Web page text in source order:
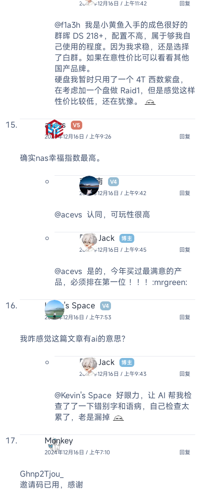
2024年12月16日 / 上午11:42
回复
@f1a3h 我是小黄鱼入手的成色很好的
群晖 DS 218+，配置不高，属于够我自
己使用的程度。因为我求稳，还是选择
了白群。如果在意性价比可以看看其他
国产品牌。
硬盘我暂时只用了一个 4T 西数紫盘，
在考虑加一个盘做 Raid1，但是感觉这样
性价比较低，还在犹豫。
acevs
V5
2024年12月16日 / 上午9:26
回复
确实nas幸福指数最高。
南北南
V4
2024年12月16日 / 上午9:42
回复
@acevs 认同，可玩性很高
阿杰 Jack
博主
2024年12月16日 / 上午9:45
回复
@acevs 是的，今年买过最满意的产
品，必须排在第一位 ！！！:mrgreen:
Kevin's Space
V4
2024年12月16日 / 上午7:53
回复
我咋感觉这篇文章有ai的意思？
阿杰 Jack
博主
2024年12月16日 / 上午9:43
回复
@Kevin's Space 好眼力，让 AI 帮我检
查了了一下错别字和语病，自己检查太
累了，老是漏掉
Monkey
2024年12月16日 / 上午7:10 回复
Ghnp2Tjou_
邀请码已用，感谢